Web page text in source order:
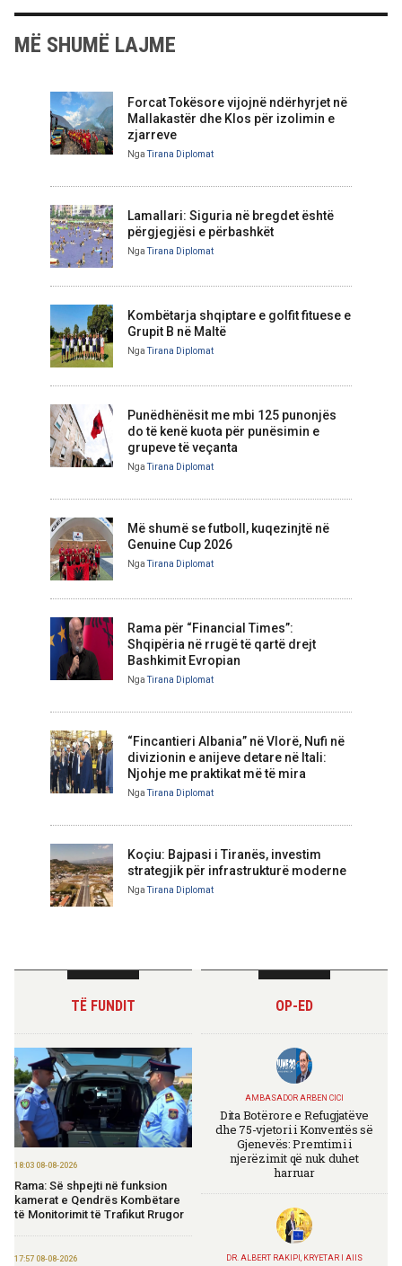
MË SHUMË LAJME
Forcat Tokësore vijojnë ndërhyrjet në
Mallakastër dhe Klos për izolimin e
zjarreve
NgaTirana Diplomat
Lamallari: Siguria në bregdet është
përgjegjësi e përbashkët
NgaTirana Diplomat
Kombëtarja shqiptare e golfit fituese e
Grupit B në Maltë
NgaTirana Diplomat
Punëdhënësit me mbi 125 punonjës
do të kenë kuota për punësimin e
grupeve të veçanta
NgaTirana Diplomat
Më shumë se futboll, kuqezinjtë në
Genuine Cup 2026
NgaTirana Diplomat
Rama për “Financial Times”:
Shqipëria në rrugë të qartë drejt
Bashkimit Evropian
NgaTirana Diplomat
“Fincantieri Albania” në Vlorë, Nufi në
divizionin e anijeve detare në Itali:
Njohje me praktikat më të mira
NgaTirana Diplomat
Koçiu: Bajpasi i Tiranës, investim
strategjik për infrastrukturë moderne
NgaTirana Diplomat
TË FUNDIT
18:03 08-08-2026
Rama: Së shpejti në funksion
kamerat e Qendrës Kombëtare
të Monitorimit të Trafikut Rrugor
17:57 08-08-2026
OP-ED
AMBASADOR ARBEN CICI
Dita Botërore e Refugjatëve
dhe 75-vjetori i Konventës së
Gjenevës: Premtimi i
njerëzimit që nuk duhet
harruar
DR. ALBERT RAKIPI, KRYETAR I AIIS